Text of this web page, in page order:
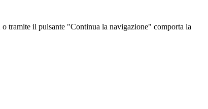
tramite il pulsante "Continua la navigazione" comporta la